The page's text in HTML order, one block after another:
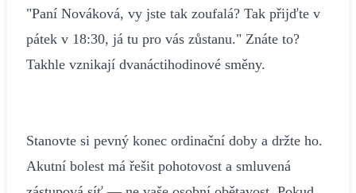
"Paní Nováková, vy jste tak zoufalá? Tak přijďte v
pátek v 18:30, já tu pro vás zůstanu." Znáte to?
Takhle vznikají dvanáctihodinové směny.
Stanovte si pevný konec ordinační doby a držte ho.
Akutní bolest má řešit pohotovost a smluvená